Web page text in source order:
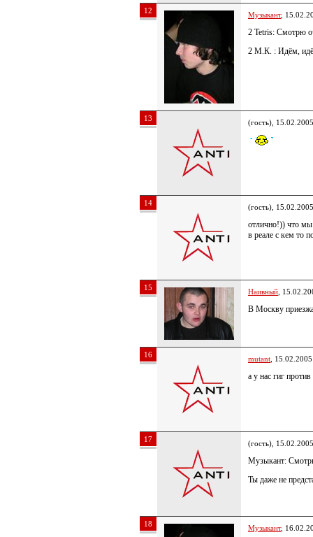
12 Музыкант,
2 Tetris: Смотрю
2 М.К. : Идём,
13 (гость),
14 (гость),
отлично!)) что
в реале с кем то
15 Наивный ,
В Москву
16 mutant ,
а у нас гиг
17 (гость),
Музыкант:
Ты даже не
18 Музыкант,